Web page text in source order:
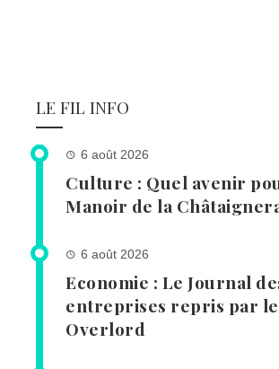
LE FIL INFO
6 août 2026
Culture : Quel avenir
Manoir de la
6 août 2026
Economie : Le Journal
entreprises repris par
Overlord